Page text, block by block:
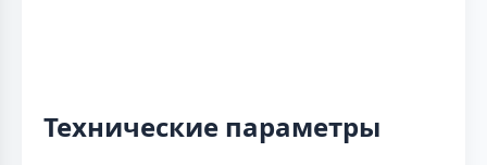
Технические параметры